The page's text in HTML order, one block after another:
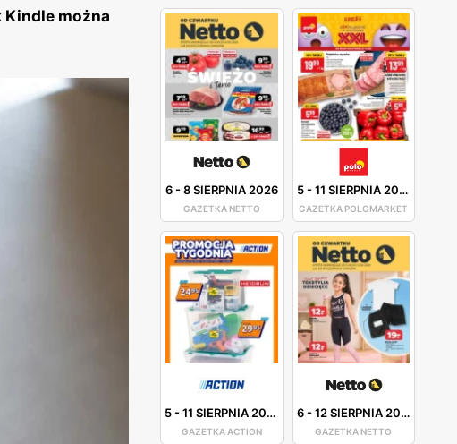
można
6-8 SIERPNIA 2026
GAZETKA NETTO
5-11 SIERPNIA 2026
GAZETKA POLOMARKET
5-11 SIERPNIA 2026
GAZETKA ACTION
6-12 SIERPNIA 2026
GAZETKA NETTO